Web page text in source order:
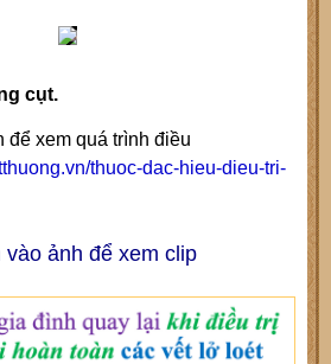
cụt.
để xem quá trình điều
thuoc-dac-hieu-dieu-tri-
vào ảnh để xem clip